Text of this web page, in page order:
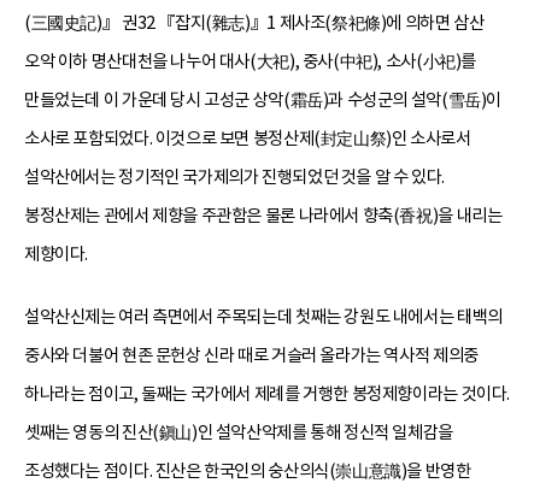
(三國史記)』 권32 『잡지(雜志)』1 제사조(祭祀條)에 의하면 삼산
오악 이하 명산대천을 나누어 대사(大祀), 중사(中祀), 소사(小祀)를
만들었는데 이 가운데 당시 고성군 상악(霜岳)과 수성군의 설악(雪岳)이
소사로 포함되었다. 이것으로 보면 봉정산제(封定山祭)인 소사로서
설악산에서는 정기적인 국가제의가 진행되었던 것을 알 수 있다.
봉정산제는 관에서 제향을 주관함은 물론 나라에서 향축(香祝)을 내리는
제향이다.
설악산신제는 여러 측면에서 주목되는데 첫째는 강원도 내에서는 태백의
중사와 더불어 현존 문헌상 신라 때로 거슬러 올라가는 역사적 제의중
하나라는 점이고, 둘째는 국가에서 제례를 거행한 봉정제향이라는 것이다.
셋째는 영동의 진산(鎭山)인 설악산악제를 통해 정신적 일체감을
조성했다는 점이다. 진산은 한국인의 숭산의식(崇山意識)을 반영한